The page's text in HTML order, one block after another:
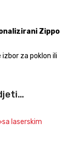
Zippo
za poklon ili